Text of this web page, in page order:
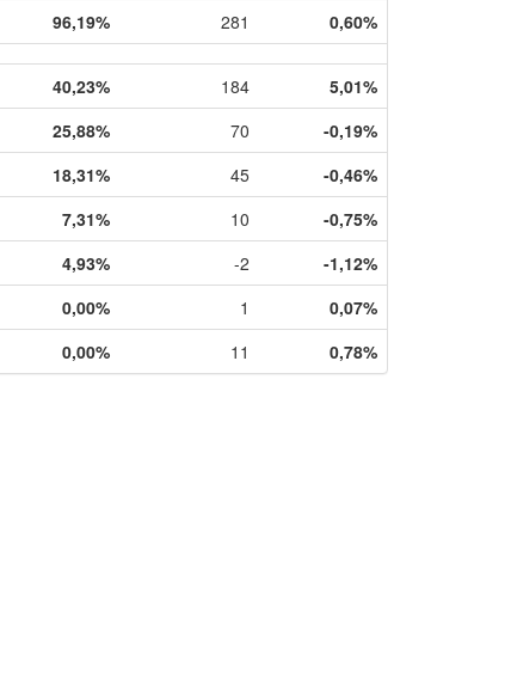
96,19% 281 0,60%
40,23% 184
5,01%
25,88% 70
-0,19%
18,31% 45
-0,46%
7,31% 10
-0,75%
4,93% -2
-1,12%
0,00% 1
0,07%
0,00% 11 0,78%